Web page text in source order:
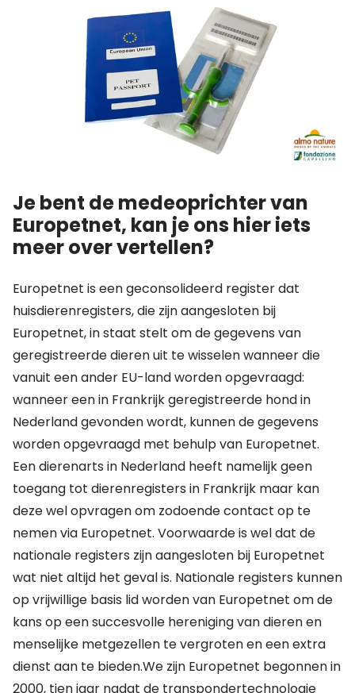
Je bent de medeoprichter van
Europetnet, kan je ons hier iets
meer over vertellen?
Europetnet is een geconsolideerd register dat
huisdierenregisters, die zijn aangesloten bij
Europetnet, in staat stelt om de gegevens van
geregistreerde dieren uit te wisselen wanneer die
vanuit een ander EU-land worden opgevraagd:
wanneer een in Frankrijk geregistreerde hond in
Nederland gevonden wordt, kunnen de gegevens
worden opgevraagd met behulp van Europetnet.
Een dierenarts in Nederland heeft namelijk geen
toegang tot dierenregisters in Frankrijk maar kan
deze wel opvragen om zodoende contact op te
nemen via Europetnet. Voorwaarde is wel dat de
nationale registers zijn aangesloten bij Europetnet
wat niet altijd het geval is. Nationale registers kunnen
op vrijwillige basis lid worden van Europetnet om de
kans op een succesvolle hereniging van dieren en
menselijke metgezellen te vergroten en een extra
dienst aan te bieden.We zijn Europetnet begonnen in
2000, tien jaar nadat de transpondertechnologie